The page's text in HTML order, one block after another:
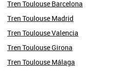
Tren Toulouse Barcelona
Tren Toulouse Madrid
Tren Toulouse Valencia
Tren Toulouse Girona
Tren Toulouse Málaga